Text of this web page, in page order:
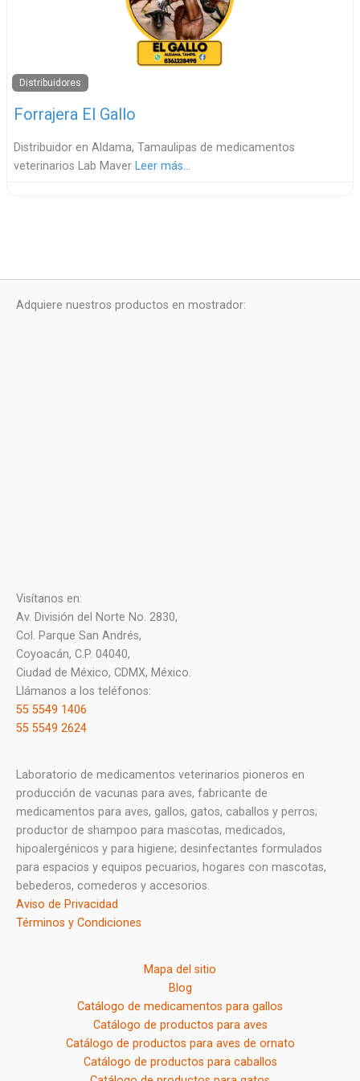
Distribuidores
Forrajera El Gallo
Distribuidor en Aldama, Tamaulipas de medicamentos
veterinarios Lab Maver Leer más…
Adquiere nuestros productos en mostrador:
Visítanos en:
Av. División del Norte No. 2830,
Col. Parque San Andrés,
Coyoacán, C.P. 04040,
Ciudad de México, CDMX, México.
Llámanos a los teléfonos:
55 5549 1406
55 5549 2624
Laboratorio de medicamentos veterinarios pioneros en
producción de vacunas para aves, fabricante de
medicamentos para aves, gallos, gatos, caballos y perros;
productor de shampoo para mascotas, medicados,
hipoalergénicos y para higiene; desinfectantes formulados
para espacios y equipos pecuarios, hogares con mascotas,
bebederos, comederos y accesorios.
Aviso de Privacidad
Términos y Condiciones
Mapa del sitio
Blog
Catálogo de medicamentos para gallos
Catálogo de productos para aves
Catálogo de productos para aves de ornato
Catálogo de productos para caballos